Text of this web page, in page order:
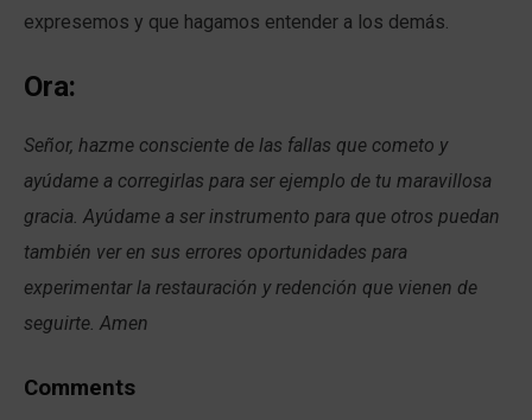
expresemos y que hagamos entender a los demás.
Ora:
Señor, hazme consciente de las fallas que cometo y
ayúdame a corregirlas para ser ejemplo de tu maravillosa
gracia. Ayúdame a ser instrumento para que otros puedan
también ver en sus errores oportunidades para
experimentar la restauración y redención que vienen de
seguirte. Amen
Comments